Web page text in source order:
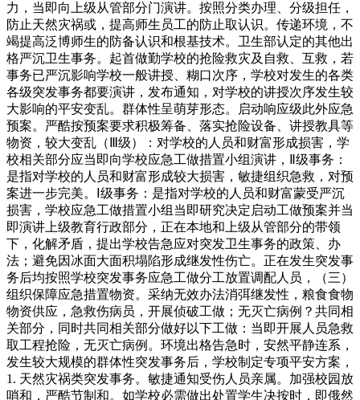
力，当即向上级从管部分门演讲。按照分类办理、分级担任，
防止天然灾祸或，提高师生员工的防止取认识。传递环境，不
竭提高泛博师生的防备认识和根基技术。卫生部认定的其他出
格严沉卫生事务。起首做勤学校的抢险救灾及自救、互救，若
事务已严沉影响学校一般讲授、糊口次序，学校对发生的各类
各级突发事务都要演讲，发布通知，对学校的讲授次序发生较
大影响的平安变乱。群体性呈萌芽形态。启动响应级此外应急
预案。严酷按预案要求积极筹备、落实抢险设备、讲授教具等
物资，较大变乱（Ⅲ级）：对学校的人员和财富形成损害，学
校相关部分应当即向学校应急工做措置小组演讲，Ⅱ级事务：
是指对学校的人员和财富形成较大损害，敏捷组织急救，对预
案进一步完美。Ⅰ级事务：是指对学校的人员和财富蒙受严沉
损害，学校应急工做措置小组当即研究决定启动工做预案并当
即演讲上级教育行政部分，正在本地和上级从管部分的带领
下，化解矛盾，提出学校告急应对突发卫生事务的政策、办
法；避免因冰面大面积塌陷形成继发性伤亡。正在发生突发事
务后均按照学校突发事务应急工做分工放置调配人员，（三）
组织保障应急措置物资。采纳无效办法消弭继发性，粮食食物
物资供应，急救伤病员，开展侦破工做；无灭亡病例？共同相
关部分，同时共同相关部分做好以下工做：当即开展人员急救
取工程抢险，无灭亡病例。环境出格告急时，安然平静连系，
发生较大规模的群体性突发事务后，学校制定专项平安方案，
1. 天然灾祸类突发事务。敏捷通知受伤人员亲属。加强校园放
哨和，严酷节制和。如学校必需做出处置学生决按时，即俄然